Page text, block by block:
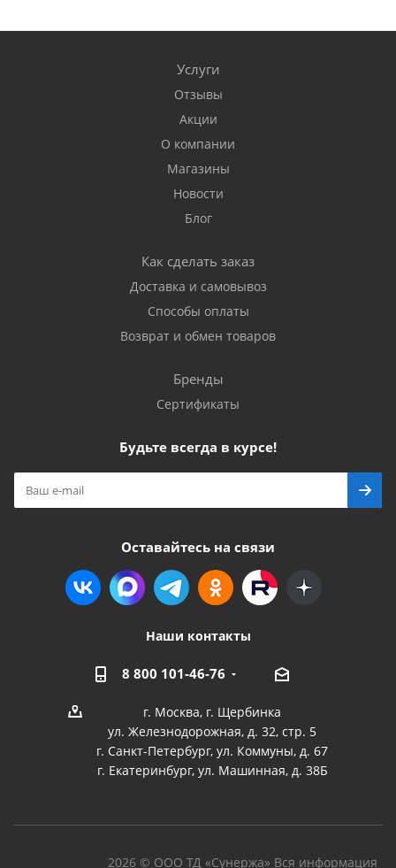
Услуги
Отзывы
Акции
О компании
Магазины
Новости
Блог
Как сделать заказ
Доставка и самовывоз
Способы оплаты
Возврат и обмен товаров
Бренды
Сертификаты
Будьте всегда в курсе!
Оставайтесь на связи
Наши контакты
8 800 101-46-76
г. Москва, г. Щербинка
ул. Железнодорожная, д. 32, стр. 5
г. Санкт-Петербург, ул. Коммуны, д. 67
г. Екатеринбург, ул. Машинная, д. 38Б
2026 © ООО ТД «Сунержа» Вся информация